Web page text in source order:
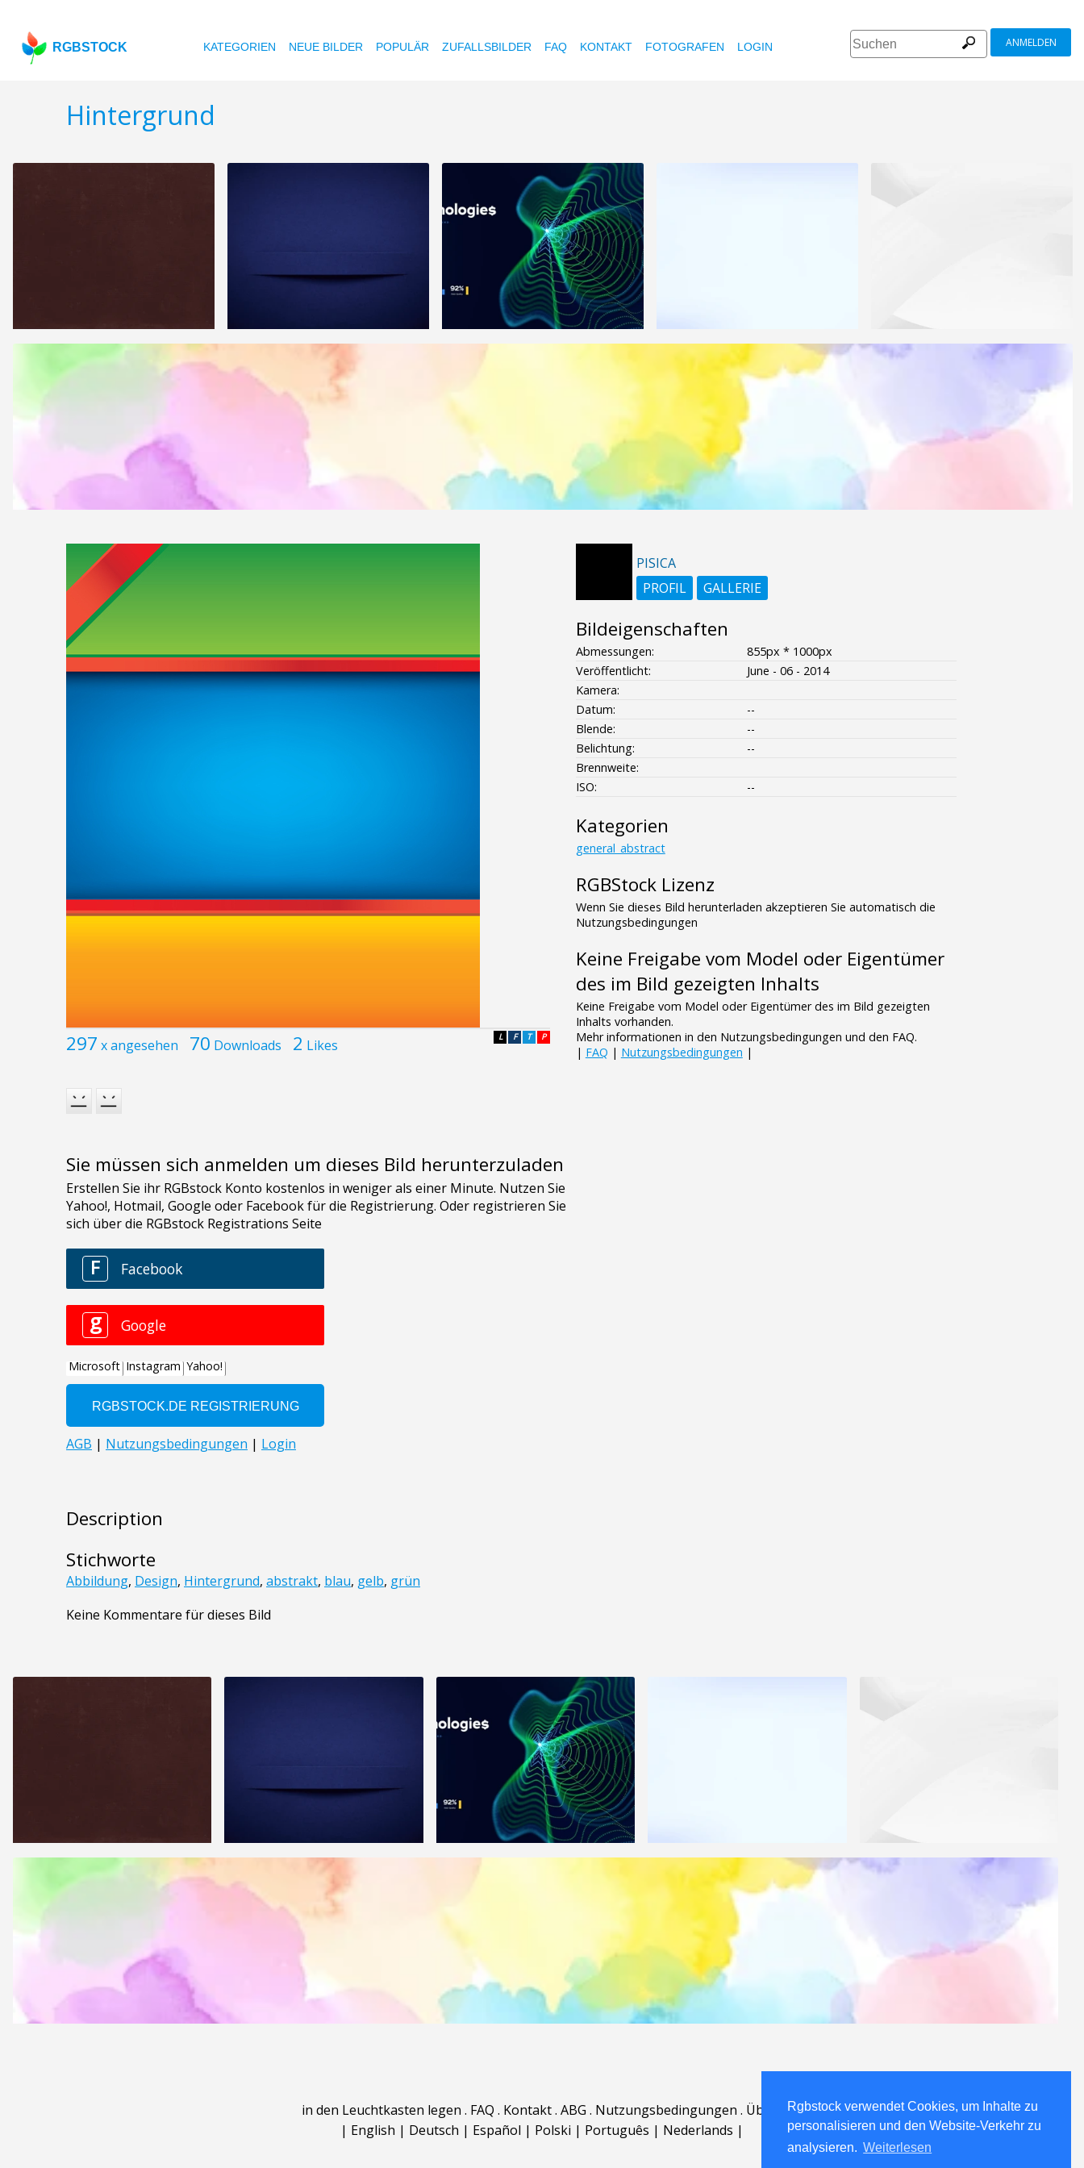
Rgbstock verwendet Cookies, um Inhalte zu
personalisieren und den Website-Verkehr zu
analysieren. Weiterlesen
RGBSTOCK KATEGORIEN NEUE BILDER POPULÄR ZUFALLSBILDER FAQ KONTAKT FOTOGRAFEN LOGIN ANMELDEN
Hintergrund
297 x angesehen 70 Downloads 2 Likes P
T
F
L
Sie müssen sich anmelden um dieses Bild herunterzuladen
Description
Stichworte
Abbildung, Design, Hintergrund, abstrakt, blau, gelb, grün
Keine Kommentare für dieses Bild
PISICA
PROFIL
GALLERIE
Bildeigenschaften
Abmessungen:
855px * 1000px
Veröffentlicht:
June - 06 - 2014
Kamera:
Datum:
--
Blende:
--
Belichtung:
--
Brennweite:
ISO:
--
Kategorien
general_abstract
RGBStock Lizenz
Wenn Sie dieses Bild herunterladen akzeptieren Sie automatisch die
Nutzungsbedingungen
Keine Freigabe vom Model oder Eigentümer
des im Bild gezeigten Inhalts
Keine Freigabe vom Model oder Eigentümer des im Bild gezeigten
Inhalts vorhanden.
Mehr informationen in den Nutzungsbedingungen und den FAQ.
| FAQ | Nutzungsbedingungen |
in den Leuchtkasten legen . FAQ . Kontakt. ABG . Nutzungsbedingungen . Über
| English | Deutsch | Español | Polski | Português | Nederlands |